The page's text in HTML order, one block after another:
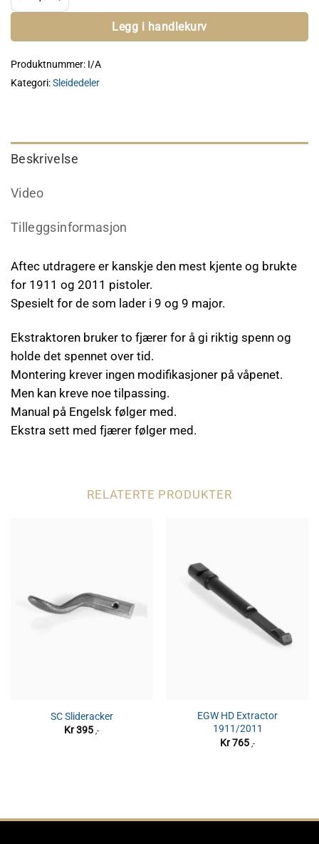
Legg i handlekurv
Produktnummer: I/A
Kategori:Sleidedeler
Beskrivelse
Video
Tilleggsinformasjon
Aftec utdragere er kanskje den mest kjente og brukte
for 1911 og 2011 pistoler.
Spesielt for de som lader i 9 og 9 major.
Ekstraktoren bruker to fjærer for å gi riktig spenn og
holde det spennet over tid.
Montering krever ingen modifikasjoner på våpenet.
Men kan kreve noe tilpassing.
Manual på Engelsk følger med.
Ekstra sett med fjærer følger med.
RELATERTE PRODUKTER
SC Slideracker
Kr395 ,-
EGW HD Extractor
1911/2011
Kr765 ,-